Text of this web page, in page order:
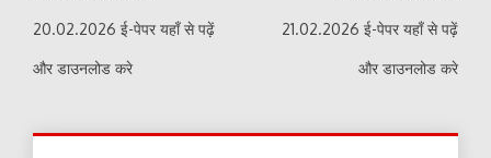
20.02.2026 ई-पेपर यहाँ से पढ़ें
और डाउनलोड करे
21.02.2026 ई-पेपर यहाँ से पढ़ें
और डाउनलोड करे